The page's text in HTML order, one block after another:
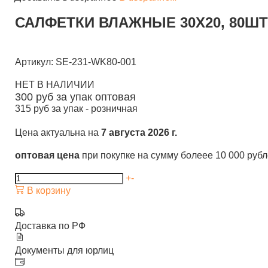
САЛФЕТКИ ВЛАЖНЫЕ 30Х20, 80ШТ
Артикул: SE-231-WK80-001
НЕТ В НАЛИЧИИ
300 руб за упак оптовая
315 руб за упак - розничная
Цена актуальна на 7 августа 2026 г.
оптовая цена при покупке на сумму болеее 10 000
+-
В корзину
Доставка по РФ
Документы для юрлиц